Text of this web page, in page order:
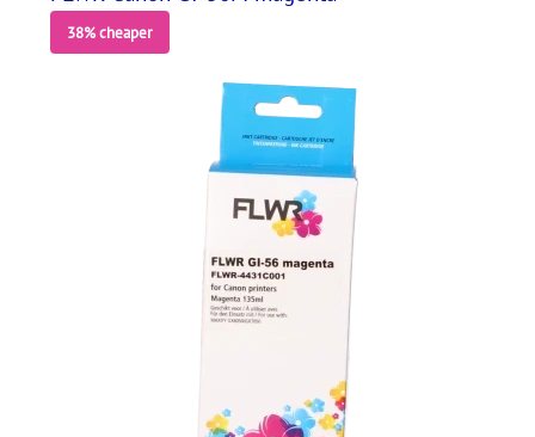
38% cheaper